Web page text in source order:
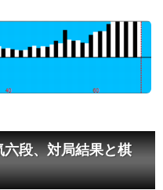
段、対局結果と棋